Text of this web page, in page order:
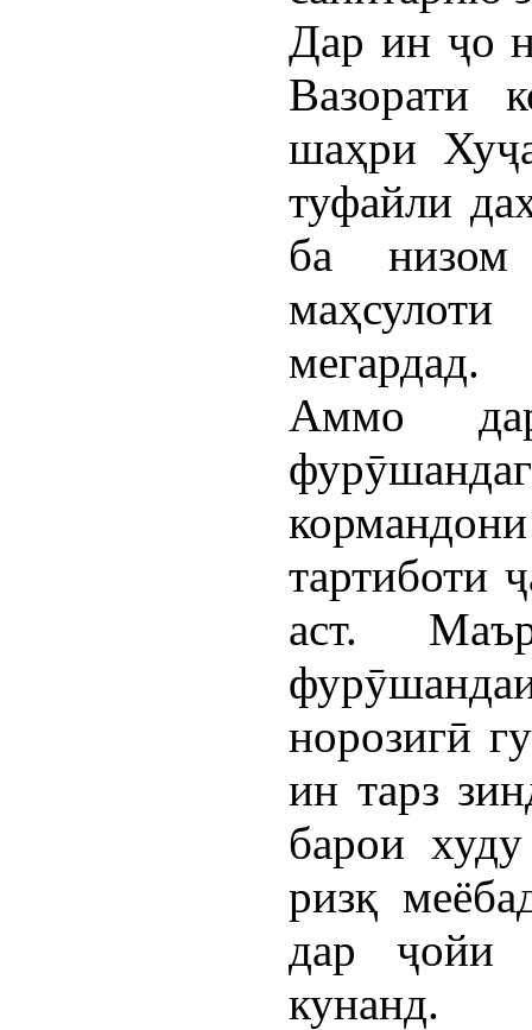
Дар ин ҷо
Вазорати
шаҳри
туфайли
ба
мегардад.
Аммо
тартиботи
аст.
норозигӣ
ин тарз
барои
ризқ
дар ҷойи
кунанд.